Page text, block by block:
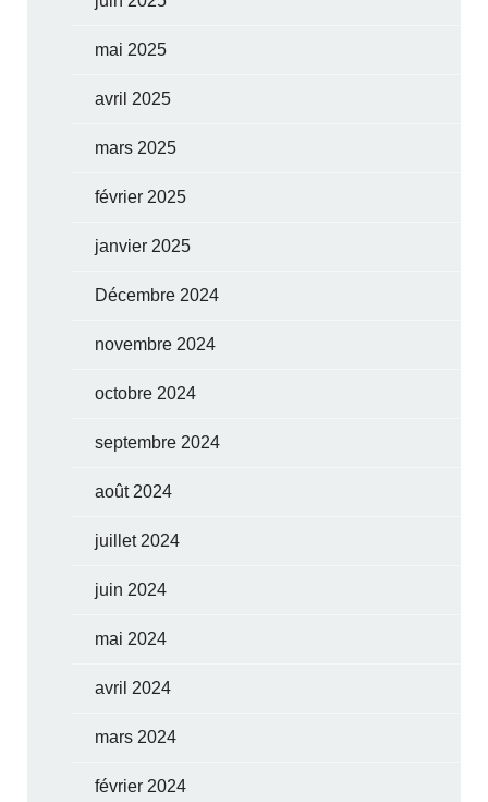
mai 2025
avril 2025
mars 2025
février 2025
janvier 2025
Décembre 2024
novembre 2024
octobre 2024
septembre 2024
août 2024
juillet 2024
juin 2024
mai 2024
avril 2024
mars 2024
février 2024